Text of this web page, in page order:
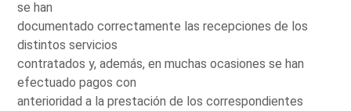
se han
documentado correctamente las recepciones de los
distintos servicios
contratados y, además, en muchas ocasiones se han
efectuado pagos con
anterioridad a la prestación de los correspondientes